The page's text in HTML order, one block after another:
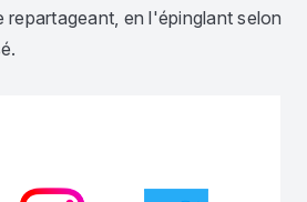
repartageant, en l'épinglant selon